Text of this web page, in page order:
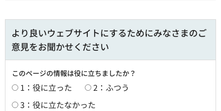
より良いウェブサイトにするためにみなさまのご
意見をお聞かせください
このページの情報は役に立ちましたか？
1：役に立った
2：ふつう
3：役に立たなかった